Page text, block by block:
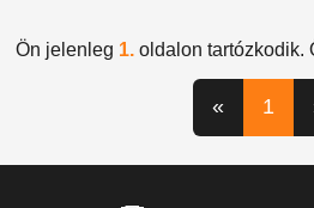
Ön jelenleg 1. oldalon tartózkodik.
« 1